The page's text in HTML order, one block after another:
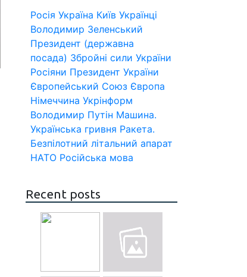
Росія Україна Київ Українці
Володимир Зеленський
Президент (державна
посада) Збройні сили України
Росіяни Президент України
Європейський Союз Європа
Німеччина Укрінформ
Володимир Путін Машина.
Українська гривня Ракета.
Безпілотний літальний апарат
НАТО Російська мова
Recent posts